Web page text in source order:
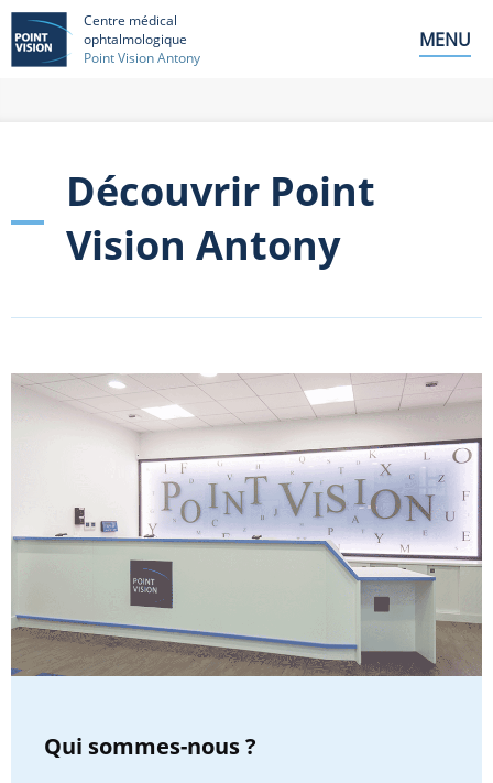
Centre médical
ophtalmologique
Point Vision Antony
MENU
Découvrir Point
Vision Antony
Qui sommes-nous ?